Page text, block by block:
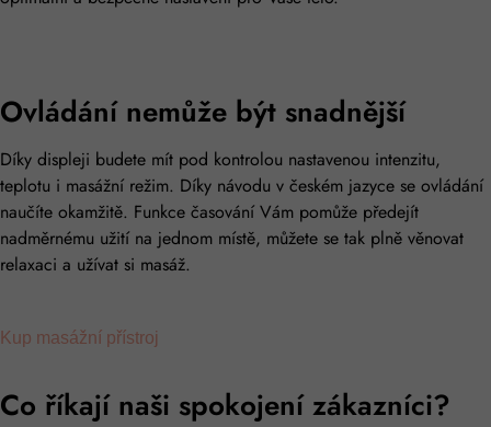
Ovládání nemůže být snadnější
Díky displeji budete mít pod kontrolou nastavenou intenzitu,
teplotu i masážní režim. Díky návodu v českém jazyce se ovládání
naučíte okamžitě. Funkce časování Vám pomůže předejít
nadměrnému užití na jednom místě, můžete se tak plně věnovat
relaxaci a užívat si masáž.
Kup masážní přístroj
Co říkají naši spokojení zákazníci?